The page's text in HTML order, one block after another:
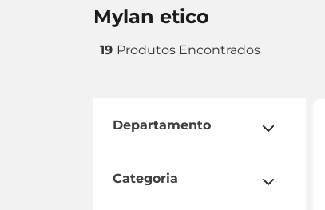
mylan etico
19
departamento
mundo infantil
categoria